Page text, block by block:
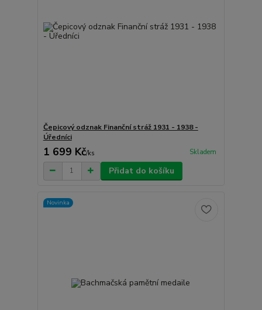
Čepicový odznak Finanční stráž 1931 - 1938 -
Úředníci
1 699 Kč/ks Skladem
Přidat do košíku
Novinka